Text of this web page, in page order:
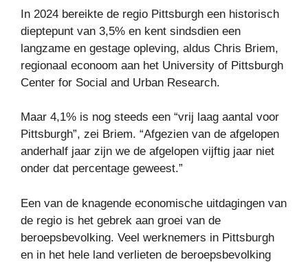
In 2024 bereikte de regio Pittsburgh een historisch
dieptepunt van 3,5% en kent sindsdien een
langzame en gestage opleving, aldus Chris Briem,
regionaal econoom aan het University of Pittsburgh
Center for Social and Urban Research.
Maar 4,1% is nog steeds een “vrij laag aantal voor
Pittsburgh”, zei Briem. “Afgezien van de afgelopen
anderhalf jaar zijn we de afgelopen vijftig jaar niet
onder dat percentage geweest.”
Een van de knagende economische uitdagingen van
de regio is het gebrek aan groei van de
beroepsbevolking. Veel werknemers in Pittsburgh
en in het hele land verlieten de beroepsbevolking